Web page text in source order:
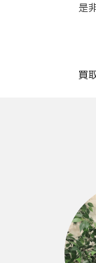
是
買